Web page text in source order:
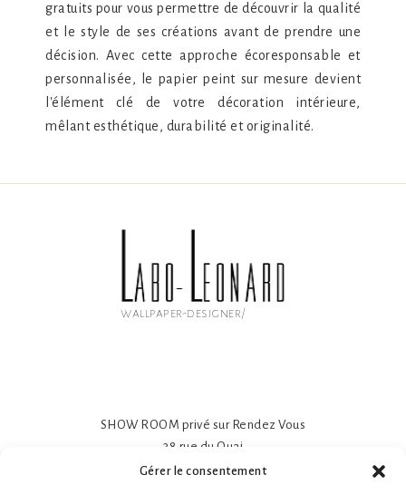
Gérer le consentement
gratuits pour vous permettre de découvrir la qualité
et le style de ses créations avant de prendre une
décision. Avec cette approche écoresponsable et
personnalisée, le papier peint sur mesure devient
l'élément clé de votre décoration intérieure,
mêlant esthétique, durabilité et originalité.
wallpaper-designer/
SHOW ROOM privé sur Rendez Vous
38 rue du Quai
81600 GAILLAC